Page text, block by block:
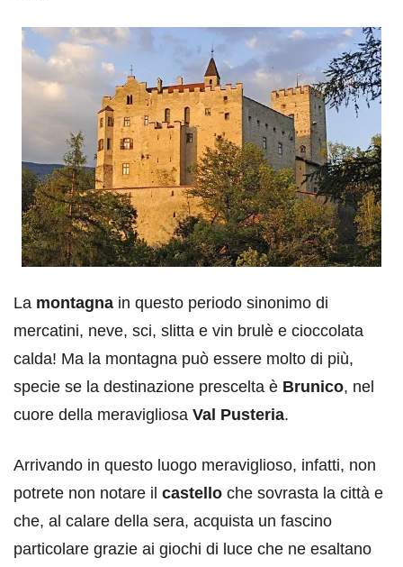
La montagna in questo periodo sinonimo di
mercatini, neve, sci, slitta e vin brulè e cioccolata
calda! Ma la montagna può essere molto di più,
specie se la destinazione prescelta è Brunico, nel
cuore della meravigliosa Val Pusteria.
Arrivando in questo luogo meraviglioso, infatti, non
potrete non notare il castello che sovrasta la città e
che, al calare della sera, acquista un fascino
particolare grazie ai giochi di luce che ne esaltano